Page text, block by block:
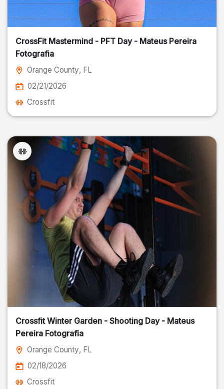
CrossFit Mastermind - PFT Day - Mateus Pereira
Fotografia
Orange County, FL
02/21/2026
Crossfit
Crossfit Winter Garden - Shooting Day - Mateus
Pereira Fotografia
Orange County, FL
02/18/2026
Crossfit